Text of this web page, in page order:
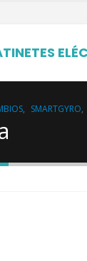
, SMARTGYRO,